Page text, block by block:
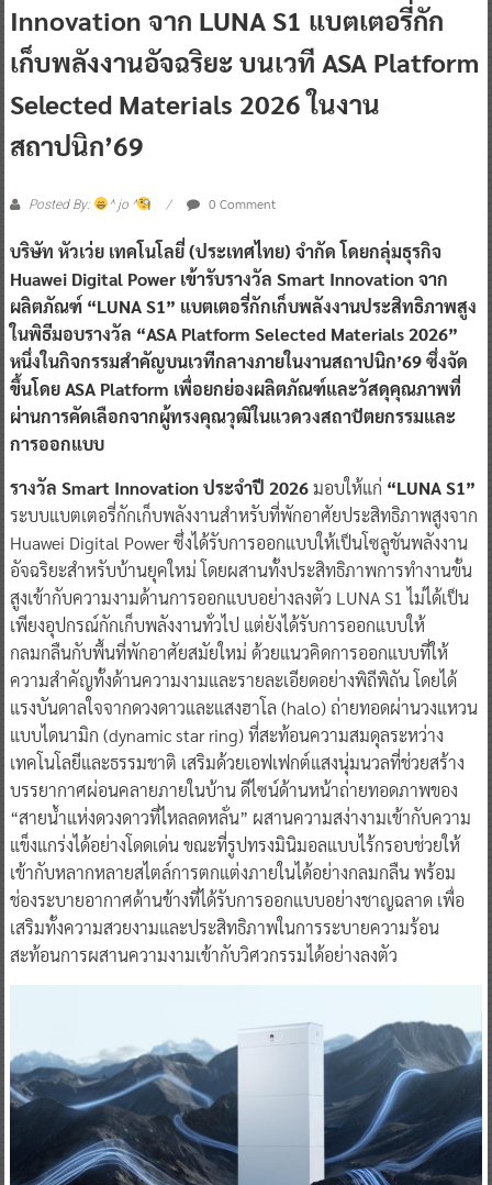
Innovation จาก LUNA S1 แบตเตอรี่กัก
เก็บพลังงานอัจฉริยะ บนเวที ASA Platform
Selected Materials 2026 ในงาน
สถาปนิก’69
Posted By: ^ jo ^ 0 Comment
บริษัท หัวเว่ย เทคโนโลยี่ (ประเทศไทย) จำกัด โดยกลุ่มธุรกิจ
Huawei Digital Power เข้ารับรางวัล Smart Innovation จาก
ผลิตภัณฑ์ “LUNA S1” แบตเตอรี่กักเก็บพลังงานประสิทธิภาพสูง
ในพิธีมอบรางวัล “ASA Platform Selected Materials 2026”
หนึ่งในกิจกรรมสำคัญบนเวทีกลางภายในงานสถาปนิก’69 ซึ่งจัด
ขึ้นโดย ASA Platform เพื่อยกย่องผลิตภัณฑ์และวัสดุคุณภาพที่
ผ่านการคัดเลือกจากผู้ทรงคุณวุฒิในแวดวงสถาปัตยกรรมและ
การออกแบบ
รางวัล Smart Innovation ประจำปี 2026มอบให้แก่ “LUNA S1”
ระบบแบตเตอรี่กักเก็บพลังงานสำหรับที่พักอาศัยประสิทธิภาพสูงจาก
Huawei Digital Power ซึ่งได้รับการออกแบบให้เป็นโซลูชันพลังงาน
อัจฉริยะสำหรับบ้านยุคใหม่ โดยผสานทั้งประสิทธิภาพการทำงานขั้น
สูงเข้ากับความงามด้านการออกแบบอย่างลงตัว LUNA S1 ไม่ได้เป็น
เพียงอุปกรณ์กักเก็บพลังงานทั่วไป แต่ยังได้รับการออกแบบให้
กลมกลืนกับพื้นที่พักอาศัยสมัยใหม่ ด้วยแนวคิดการออกแบบที่ให้
ความสำคัญทั้งด้านความงามและรายละเอียดอย่างพิถีพิถัน โดยได้
แรงบันดาลใจจากดวงดาวและแสงฮาโล (halo) ถ่ายทอดผ่านวงแหวน
แบบไดนามิก (dynamic star ring) ที่สะท้อนความสมดุลระหว่าง
เทคโนโลยีและธรรมชาติ เสริมด้วยเอฟเฟกต์แสงนุ่มนวลที่ช่วยสร้าง
บรรยากาศผ่อนคลายภายในบ้าน ดีไซน์ด้านหน้าถ่ายทอดภาพของ
“สายน้ำแห่งดวงดาวที่ไหลลดหลั่น” ผสานความสง่างามเข้ากับความ
แข็งแกร่งได้อย่างโดดเด่น ขณะที่รูปทรงมินิมอลแบบไร้กรอบช่วยให้
เข้ากับหลากหลายสไตล์การตกแต่งภายในได้อย่างกลมกลืน พร้อม
ช่องระบายอากาศด้านข้างที่ได้รับการออกแบบอย่างชาญฉลาด เพื่อ
เสริมทั้งความสวยงามและประสิทธิภาพในการระบายความร้อน
สะท้อนการผสานความงามเข้ากับวิศวกรรมได้อย่างลงตัว